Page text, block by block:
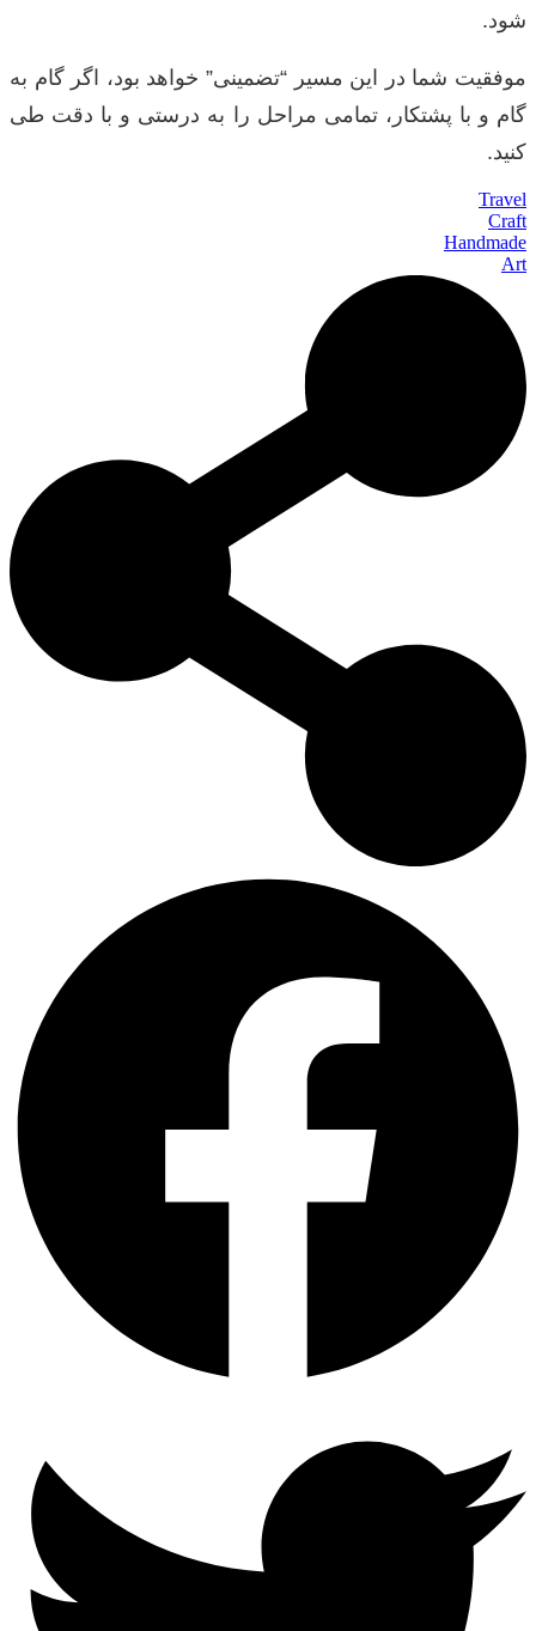
شود.
موفقیت شما در این مسیر “تضمینی” خواهد بود، اگر گام به
گام و با پشتکار، تمامی مراحل را به درستی و با دقت طی
کنید.
Travel
Craft
Handmade
Art